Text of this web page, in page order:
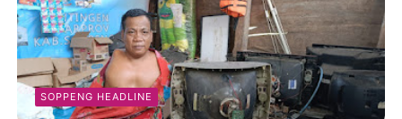
SOPPENG HEADLINE